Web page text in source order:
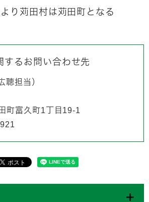
り苅田村は苅田町となる
するお問い合わせ先
聴担当
町富久町1丁目19-1